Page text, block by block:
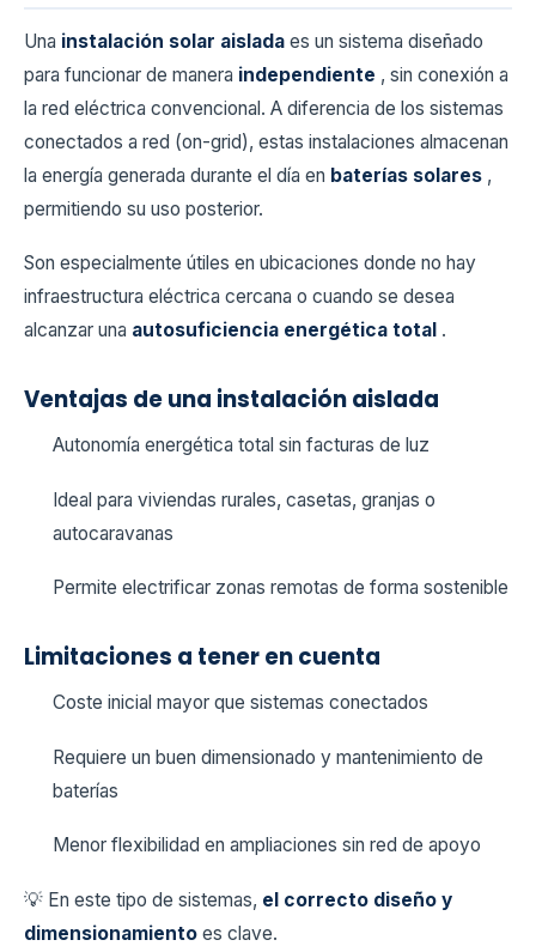
Una instalación solar aislada es un sistema diseñado
para funcionar de manera independiente , sin conexión a
la red eléctrica convencional. A diferencia de los sistemas
conectados a red (on-grid), estas instalaciones almacenan
la energía generada durante el día en baterías solares ,
permitiendo su uso posterior.
Son especialmente útiles en ubicaciones donde no hay
infraestructura eléctrica cercana o cuando se desea
alcanzar una autosuficiencia energética total .
Ventajas de una instalación aislada
Autonomía energética total sin facturas de luz
Ideal para viviendas rurales, casetas, granjas o
autocaravanas
Permite electrificar zonas remotas de forma sostenible
Limitaciones a tener en cuenta
Coste inicial mayor que sistemas conectados
Requiere un buen dimensionado y mantenimiento de
baterías
Menor flexibilidad en ampliaciones sin red de apoyo
💡 En este tipo de sistemas, el correcto diseño y
dimensionamiento es clave.